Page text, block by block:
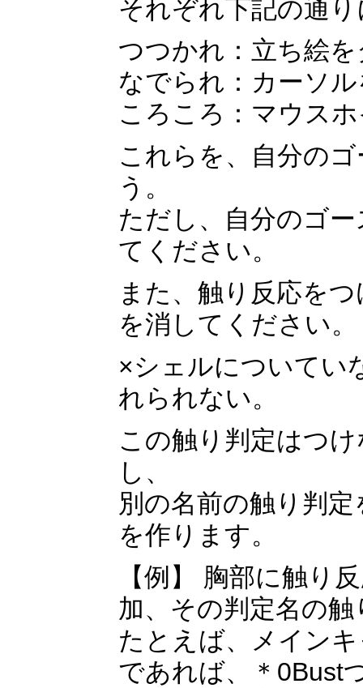
それぞれ下記の通
つつかれ：立ち絵
なでられ：カーソ
ころころ：マウス
これらを、自分の
う。
ただし、自分のゴ
てください。
また、触り反応を
を消してください。
×シェルについてい
れられない。
この触り判定はつ
し、
別の名前の触り判
を作ります。
【例】 胸部に触り
加、その判定名の
たとえば、メイン
であれば、＊0Bust